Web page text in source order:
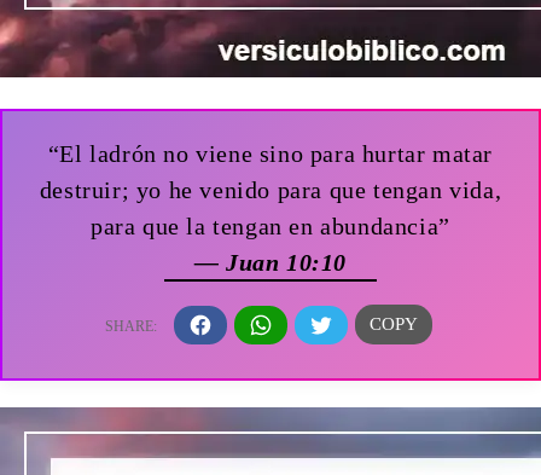
“El ladrón no viene sino para hurtar matar
destruir; yo he venido para que tengan vida,
para que la tengan en abundancia”
— Juan 10:10